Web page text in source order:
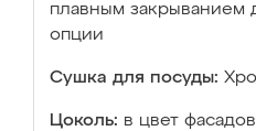
плавным закрыванием
опции
Сушка для посуды:
Цоколь: в цвет